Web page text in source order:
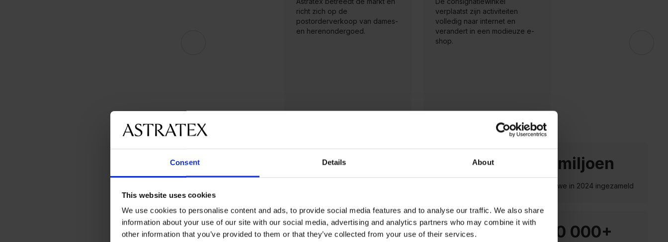
Consent Details About
This website uses cookies
We use cookies to personalise content and ads, to provide social media features and to analyse our traffic. We also share
information about your use of our site with our social media, advertising and analytics partners who may combine it with
other information that you’ve provided to them or that they’ve collected from your use of their services.
richt zich op de
postorderverkoop van dames-
en herenondergoed.
verplaatst zijn activiteiten
volledig naar internet en
verandert in een modieuze e-
shop.
Astratex in cijfers
53 miljoen
EUR hebben we in 2024 ingezameld
8 000+ 7000 600 000+